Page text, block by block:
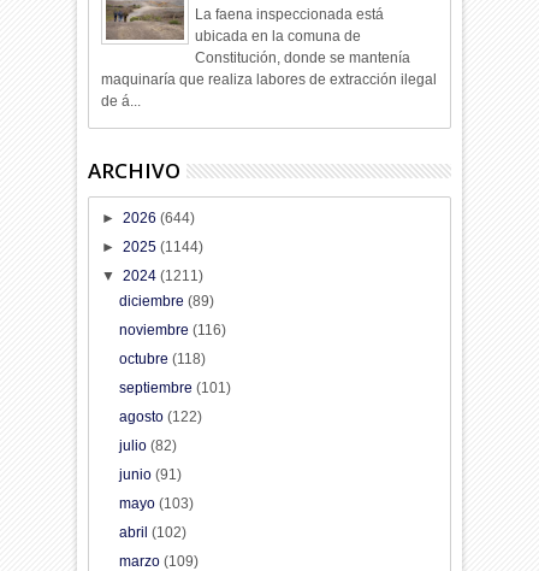
La faena inspeccionada está
ubicada en la comuna de
Constitución, donde se mantenía
maquinaría que realiza labores de extracción ilegal
de á...
ARCHIVO
►2026(644)
►2025(1144)
▼2024(1211)
diciembre (89)
noviembre (116)
octubre (118)
septiembre (101)
agosto (122)
julio (82)
junio (91)
mayo (103)
abril (102)
marzo (109)